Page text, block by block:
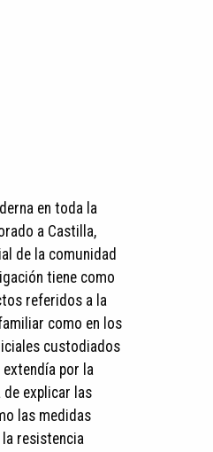
en toda la
a Castilla,
de la comunidad
tiene como
referidos a la
como en los
custodiados
por la
explicar las
las medidas
resistencia